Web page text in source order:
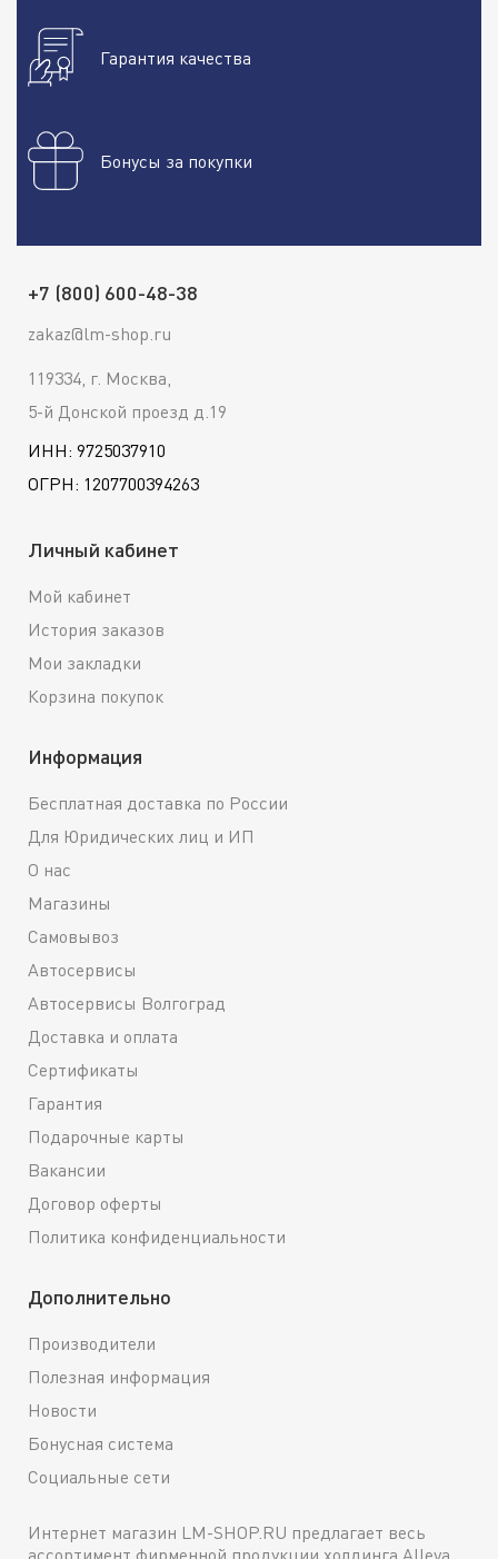
Гарантия качества
Бонусы за покупки
+7 (800) 600-48-38
zakaz@lm-shop.ru
119334, г. Москва,
5-й Донской проезд д.19
ИНН: 9725037910
ОГРН: 1207700394263
Личный кабинет
Мой кабинет
История заказов
Мои закладки
Корзина покупок
Информация
Бесплатная доставка по России
Для Юридических лиц и ИП
О нас
Магазины
Самовывоз
Автосервисы
Автосервисы Волгоград
Доставка и оплата
Сертификаты
Гарантия
Подарочные карты
Вакансии
Договор оферты
Политика конфиденциальности
Дополнительно
Производители
Полезная информация
Новости
Бонусная система
Социальные сети
Интернет магазин LM-SHOP.RU предлагает весь